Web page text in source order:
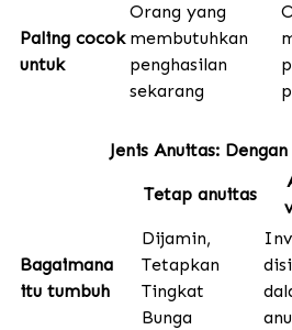
Paling cocok
untuk
Orang yang
membutuhkan
penghasilan
sekarang
Jenis Anuitas:
Tetap anuitas
Bagaimana
itu tumbuh
Dijamin,
Tetapkan
Tingkat
Bunga